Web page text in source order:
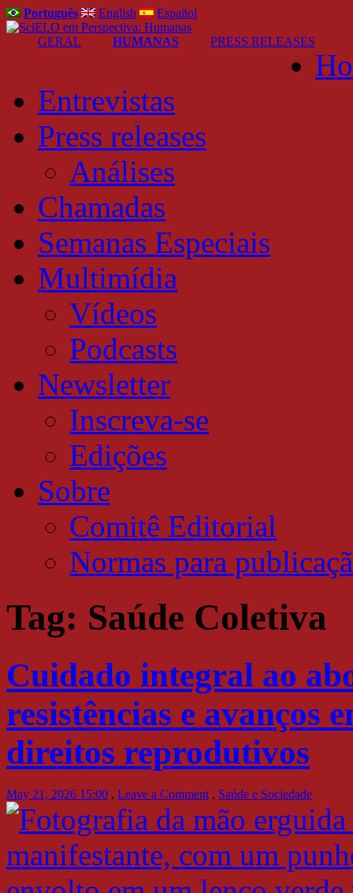
Português English Español
GERAL HUMANAS PRESS RELEASES
Entrevistas
Press releases
Análises
Chamadas
Semanas Especiais
Multimídia
Vídeos
Podcasts
Newsletter
Inscreva-se
Edições
Sobre
Comitê Editorial
Normas para
Tag: Saúde Coletiva
Cuidado integral ao
resistências e avanços
direitos reprodutivos
May 21, 2026 15:00 , Leave a Comment , Saúde e Sociedade